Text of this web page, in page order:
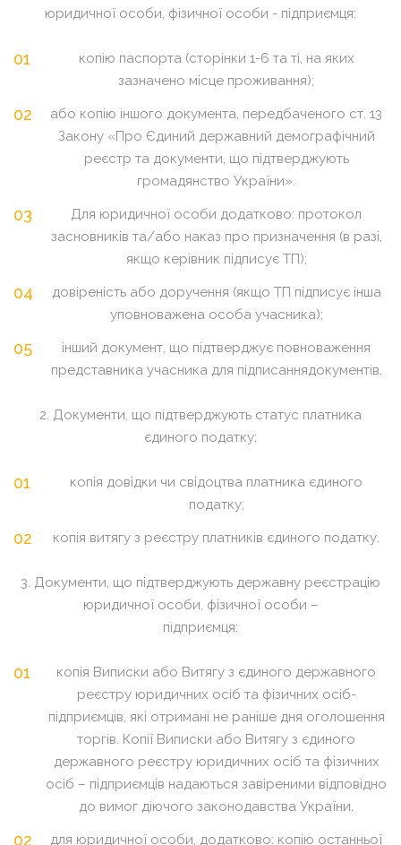
юридичної особи, фізичної особи - підприємця:
копію паспорта (сторінки 1-6 та ті, на яких
зазначено місце проживання);
або копію іншого документа, передбаченого ст. 13
Закону «Про Єдиний державний демографічний
реєстр та документи, що підтверджують
громадянство України».
Для юридичної особи додатково: протокол
засновників та/або наказ про призначення (в разі,
якщо керівник підписує ТП);
довіреність або доручення (якщо ТП підписує інша
уповноважена особа учасника);
інший документ, що підтверджує повноваження
представника учасника для підписаннядокументів.
2. Документи, що підтверджують статус платника
єдиного податку:
копія довідки чи свідоцтва платника єдиного
податку;
копія витягу з реєстру платників єдиного податку.
3. Документи, що підтверджують державну реєстрацію
юридичної особи, фізичної особи –
підприємця:
копія Виписки або Витягу з єдиного державного
реєстру юридичних осіб та фізичних осіб-
підприємців, які отримані не раніше дня оголошення
торгів. Копії Виписки або Витягу з єдиного
державного реєстру юридичних осіб та фізичних
осіб – підприємців надаються завіреними відповідно
до вимог діючого законодавства України.
для юридичної особи, додатково: копію останньої